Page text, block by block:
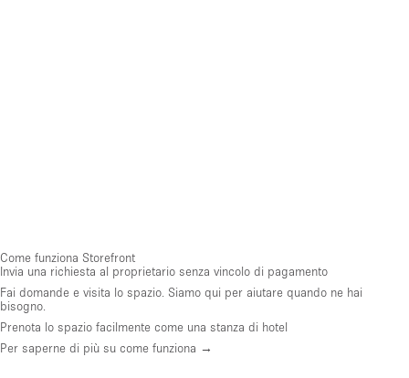
Come funziona Storefront
Invia una richiesta al proprietario senza vincolo di pagamento
Fai domande e visita lo spazio. Siamo qui per aiutare quando ne hai
bisogno.
Prenota lo spazio facilmente come una stanza di hotel
Per saperne di più su come funziona →